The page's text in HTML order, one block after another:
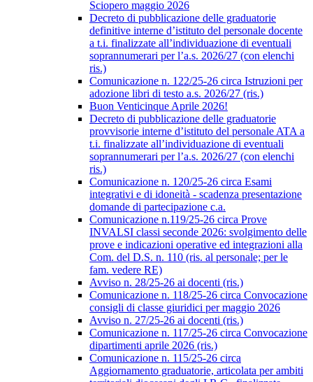
Sciopero maggio 2026
Decreto di pubblicazione delle graduatorie
definitive interne d’istituto del personale docente
a t.i. finalizzate all’individuazione di eventuali
soprannumerari per l’a.s. 2026/27 (con elenchi
ris.)
Comunicazione n. 122/25-26 circa Istruzioni per
adozione libri di testo a.s. 2026/27 (ris.)
Buon Venticinque Aprile 2026!
Decreto di pubblicazione delle graduatorie
provvisorie interne d’istituto del personale ATA a
t.i. finalizzate all’individuazione di eventuali
soprannumerari per l’a.s. 2026/27 (con elenchi
ris.)
Comunicazione n. 120/25-26 circa Esami
integrativi e di idoneità - scadenza presentazione
domande di partecipazione c.a.
Comunicazione n.119/25-26 circa Prove
INVALSI classi seconde 2026: svolgimento delle
prove e indicazioni operative ed integrazioni alla
Com. del D.S. n. 110 (ris. al personale; per le
fam. vedere RE)
Avviso n. 28/25-26 ai docenti (ris.)
Comunicazione n. 118/25-26 circa Convocazione
consigli di classe giuridici per maggio 2026
Avviso n. 27/25-26 ai docenti (ris.)
Comunicazione n. 117/25-26 circa Convocazione
dipartimenti aprile 2026 (ris.)
Comunicazione n. 115/25-26 circa
Aggiornamento graduatorie, articolata per ambiti